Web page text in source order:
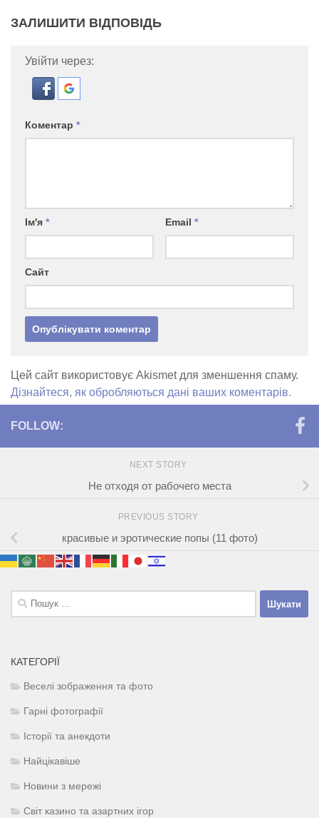
ЗАЛИШИТИ ВІДПОВІДЬ
Увійти через:
Коментар *
Ім'я * Email *
Сайт
Цей сайт використовує Akismet для зменшення спаму.
Дізнайтеся, як обробляються дані ваших коментарів.
FOLLOW:
NEXT STORY
Не отходя от рабочего места
PREVIOUS STORY
красивые и эротические попы (11 фото)
Пошук:
КАТЕГОРІЇ
Веселі зображення та фото
Гарні фотографії
Історії та анекдоти
Найцікавіше
Новини з мережі
Світ казино та азартних ігор